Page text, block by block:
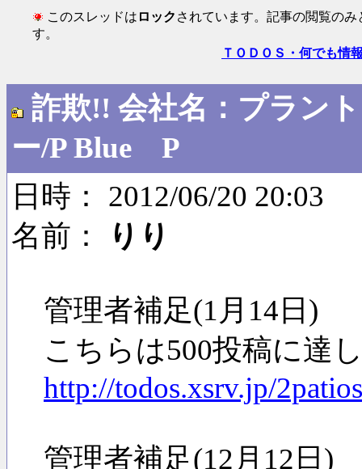
このスレッドは ロック されています。記事の閲覧のみ
す。
ＴＯＤＯＳ・何でも情
詐欺!! 会社名：プラ
ー/P Blue P
日時： 2012/06/20 20:03
名前：
りり
管理者補足(1月14日)
こちらは500投稿に達
http://todos.xsrv.jp/
管理者補足(12月12日